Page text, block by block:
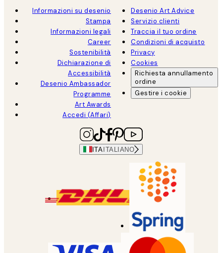
Informazioni su desenio
Stampa
Informazioni legali
Career
Sostenibilità
Dichiarazione di
Accessibilità
Desenio Ambassador
Programme
Art Awards
Accedi (Affari)
Desenio Art Advice
Servizio clienti
Traccia il tuo ordine
Condizioni di acquisto
Privacy
Cookies
Richiesta annullamento
ordine
Gestire i cookie
ITAITALIANO